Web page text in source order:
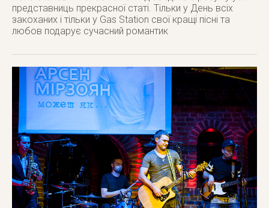
представниць прекрасної статі. Тільки у День всіх
закоханих і тільки у Gas Station свої кращі пісні та
любов подарує сучасний романтик